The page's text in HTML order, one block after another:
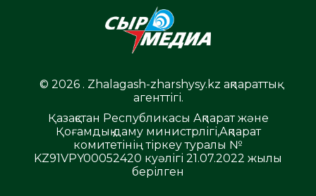
© 2026 . Zhalagash-zharshysy.kz ақпараттық
агенттігі.
Қазақстан Республикасы Ақпарат және
Қоғамдық даму министрлігі,Ақпарат
комитетінің тіркеу туралы №
KZ91VPY00052420 куәлігі 21.07.2022 жылы
берілген